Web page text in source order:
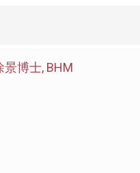
景博士, BHM